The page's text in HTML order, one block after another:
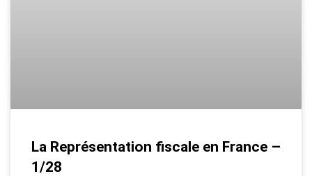
La Représentation fiscale en France –
1/28